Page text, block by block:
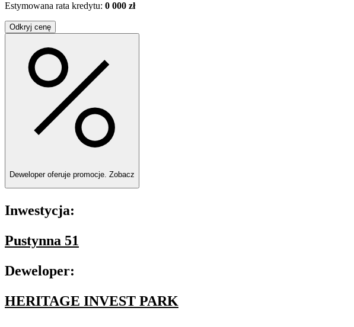
Estymowana rata kredytu: 0 000 zł
Odkryj cenę
Deweloper oferuje promocje. Zobacz
Inwestycja:
Pustynna 51
Deweloper:
HERITAGE INVEST PARK